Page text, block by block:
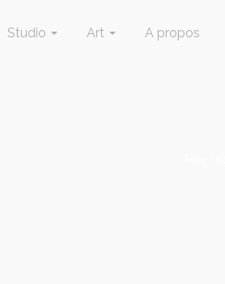
Studio Art A propos